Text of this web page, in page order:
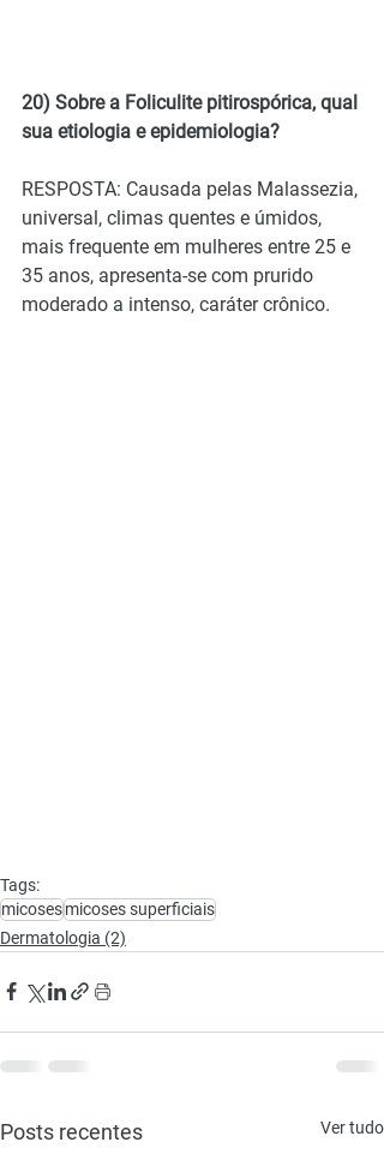
20) Sobre a Foliculite pitirospórica, qual
sua etiologia e epidemiologia?
RESPOSTA: Causada pelas Malassezia,
universal, climas quentes e úmidos,
mais frequente em mulheres entre 25 e
35 anos, apresenta-se com prurido
moderado a intenso, caráter crônico.
Tags:
micosesmicoses superficiais
Dermatologia (2)
Posts recentes Ver tudo